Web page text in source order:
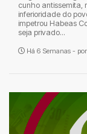
cunho antissemita,
inferioridade do
impetrou Habeas
seja privado...
Há 6 Semanas - por